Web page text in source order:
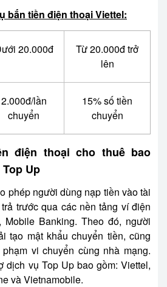
bắn tiền điện thoại Viettel:
20.000đ
Từ 20.000đ trở
lên
2.000đ/lần
chuyển
15% số tiền
chuyển
điện thoại cho thuê bao
Up
phép người dùng nạp tiền vào tài
trước qua các nền tảng ví điện
Mobile Banking. Theo đó, người
tạo mật khẩu chuyển tiền, cũng
vi chuyển cùng nhà mạng.
dịch vụ Top Up bao gồm: Viettel,
và Vietnamobile.